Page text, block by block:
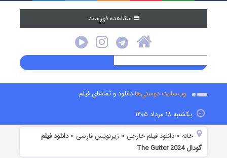
مشاهده فهرست
وب‌سایت دوستی‌هادانلود و تماشای فیلم
یکشنبه ۱۸ مرداد ۱۴۰۵
خانه »دانلود فیلم خارجی » زیرنویس فارسی »دانلود فیلم
گودال The Gutter 2024